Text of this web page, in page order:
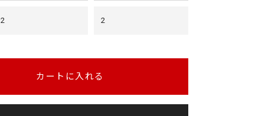
2 2
カートに入れる